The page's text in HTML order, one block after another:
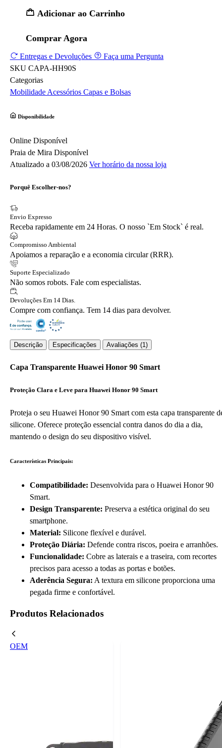
Adicionar ao Carrinho
Comprar Agora
Entregas e Devoluções
Faça uma Pergunta
SKU CAPA-HH90S
Categorias
Mobilidade Acessórios Capas e Bolsas
Disponibilidade
Online Disponível
Praia de Mira Disponível
Atualizado a 03/08/2026 Ver horário da nossa loja
Porquê Escolher-nos?
Envio Expresso
Receba rapidamente em 24 Horas. O nosso `Em Stock` é real.
Compromisso Ambiental
Apoiamos a reparação e a economia circular (RRR).
Suporte Especializado
Não somos robots. Fale com especialistas.
Devoluções Em 14 Dias.
Compre com confiança. Tem 14 dias para devolver.
Descrição Especificações Avaliações (1)
Capa Transparente Huawei Honor 90 Smart
Proteção Clara e Leve para Huawei Honor 90 Smart
Proteja o seu Huawei Honor 90 Smart com esta capa transparente
silicone. Oferece proteção essencial contra danos do dia a dia,
mantendo o design do seu dispositivo visível.
Características Principais:
Compatibilidade: Desenvolvida para o Huawei Honor 90
Smart.
Design Transparente: Preserva a estética original do seu
smartphone.
Material: Silicone flexível e durável.
Proteção Diária: Defende contra riscos, poeira e arranhões.
Funcionalidade: Cobre as laterais e a traseira, com recortes
precisos para acesso a todas as portas e botões.
Aderência Segura: A textura em silicone proporciona uma
pegada firme e confortável.
Produtos Relacionados
OEM